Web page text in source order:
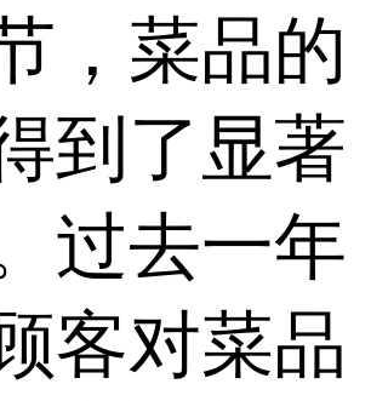
，菜品的
到了显著
过去一年
客对菜品